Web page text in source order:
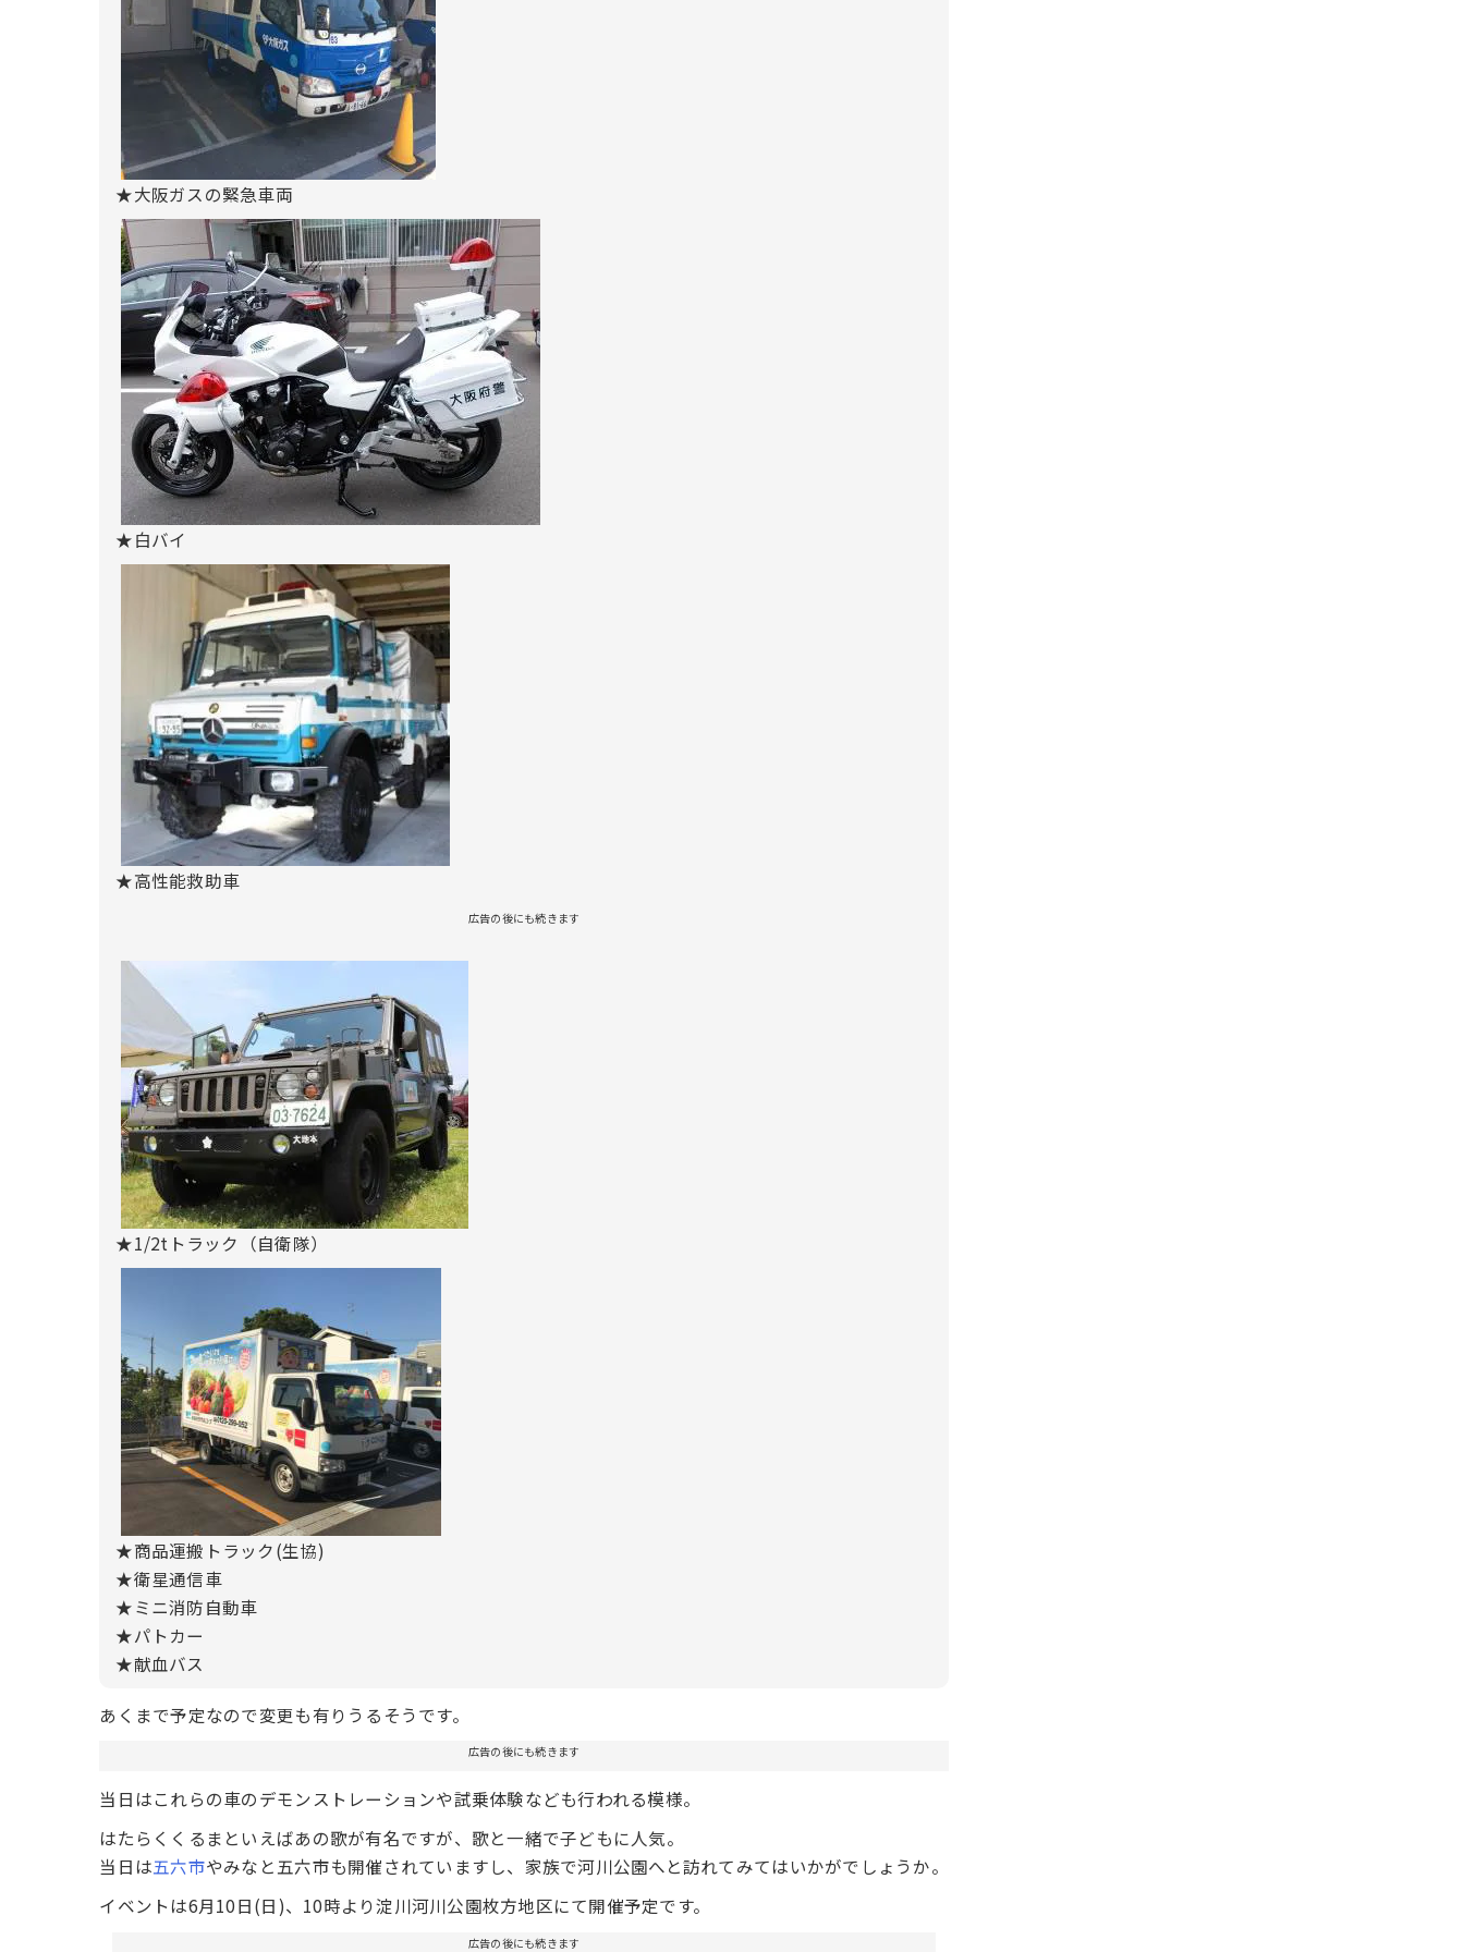
★大阪ガスの緊急車両
★白バイ
★高性能救助車
広告の後にも続きます
★1/2tトラック（自衛隊）
★商品運搬トラック(生協)
★衛星通信車
★ミニ消防自動車
★パトカー
★献血バス
あくまで予定なので変更も有りうるそうです。
広告の後にも続きます
当日はこれらの車のデモンストレーションや試乗体験なども行われる模様。
はたらくくるまといえばあの歌が有名ですが、歌と一緒で子どもに人気。
当日は五六市やみなと五六市も開催されていますし、家族で河川公園へと訪れてみてはいかがでしょうか。
イベントは6月10日(日)、10時より淀川河川公園枚方地区にて開催予定です。
広告の後にも続きます